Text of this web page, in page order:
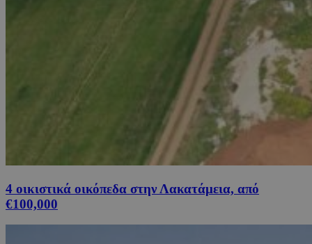
4 οικιστικά οικόπεδα στην Λακατάμεια, από
€100,000